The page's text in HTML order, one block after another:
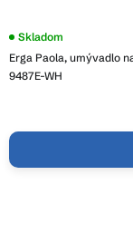
Erga Paola, umývadlo
9487E-WH
Skladom